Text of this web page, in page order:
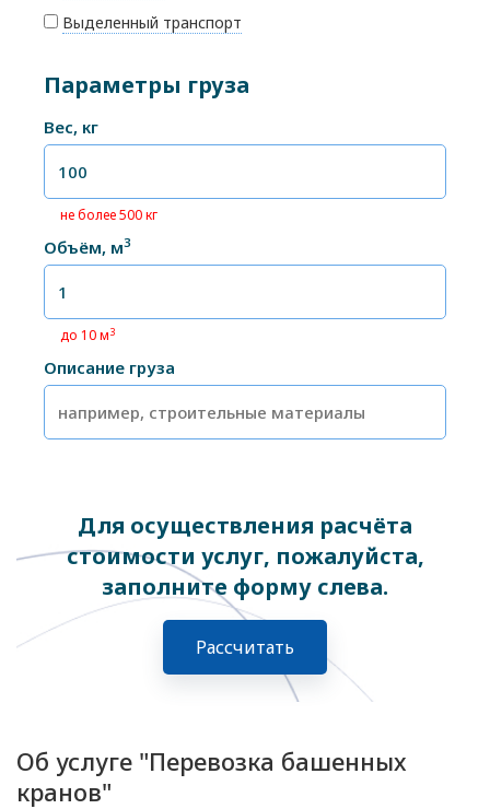
Выделенный транспорт
Параметры груза
Вес, кг
не более 500 кг
Объём, м3
до 10 м3
Описание груза
Для осуществления расчёта
стоимости услуг, пожалуйста,
заполните форму слева.
Рассчитать
Об услуге "Перевозка башенных
кранов"